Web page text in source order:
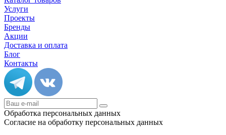
Услуги
Проекты
Бренды
Акции
Доставка и оплата
Блог
Контакты
Обработка персональных данных
Согласие на обработку персональных данных